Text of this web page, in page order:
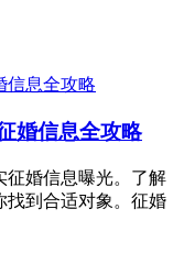
婚信息全攻略
征婚信息曝光。了解
找到合适对象。征婚